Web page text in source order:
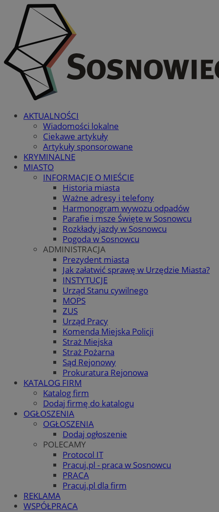
AKTUALNOŚCI
Wiadomości lokalne
Ciekawe artykuły
Artykuły sponsorowane
KRYMINALNE
MIASTO
INFORMACJE O MIEŚCIE
Historia miasta
Ważne adresy i telefony
Harmonogram wywozu odpadów
Parafie i msze Święte w Sosnowcu
Rozkłady jazdy w Sosnowcu
Pogoda w Sosnowcu
ADMINISTRACJA
Prezydent miasta
Jak załatwić sprawę w Urzędzie Miasta?
INSTYTUCJE
Urząd Stanu cywilnego
MOPS
ZUS
Urząd Pracy
Komenda Miejska Policji
Straż Miejska
Straż Pożarna
Sąd Rejonowy
Prokuratura Rejonowa
KATALOG FIRM
Katalog firm
Dodaj firmę do katalogu
OGŁOSZENIA
OGŁOSZENIA
Dodaj ogłoszenie
POLECAMY
Protocol IT
Pracuj.pl - praca w Sosnowcu
PRACA
Pracuj.pl dla firm
REKLAMA
WSPÓŁPRACA